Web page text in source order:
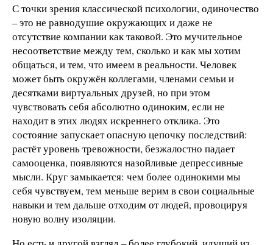
С точки зрения классической психологии, одиночество
– это не равнодушие окружающих и даже не
отсутствие компании как таковой. Это мучительное
несоответствие между тем, сколько и как мы хотим
общаться, и тем, что имеем в реальности. Человек
может быть окружён коллегами, членами семьи и
десятками виртуальных друзей, но при этом
чувствовать себя абсолютно одиноким, если не
находит в этих людях искреннего отклика. Это
состояние запускает опасную цепочку последствий:
растёт уровень тревожности, безжалостно падает
самооценка, появляются назойливые депрессивные
мысли. Круг замыкается: чем более одинокими мы
себя чувствуем, тем меньше верим в свои социальные
навыки и тем дальше отходим от людей, провоцируя
новую волну изоляции.